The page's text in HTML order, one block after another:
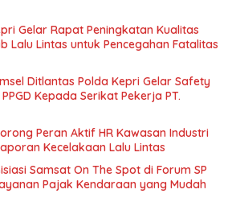
Gelar Rapat Peningkatan Kualitas
Lalu Lintas untuk Pencegahan Fatalitas
Ditlantas Polda Kepri Gelar Safety
Kepada Serikat Pekerja PT.
Peran Aktif HR Kawasan Industri
Kecelakaan Lalu Lintas
Samsat On The Spot di Forum SP
Pajak Kendaraan yang Mudah